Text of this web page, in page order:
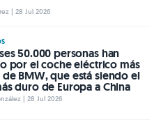
| 28 Jul 2026
50.000 personas han
por el coche eléctrico más
BMW, que está siendo el
duro de Europa a China
| 28 Jul 2026